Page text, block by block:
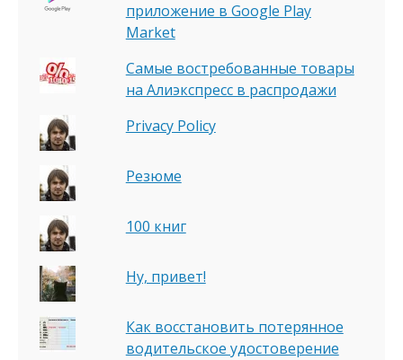
приложение в Google Play
Market
Самые востребованные товары
на Алиэкспресс в распродажи
Privacy Policy
Резюме
100 книг
Ну, привет!
Как восстановить потерянное
водительское удостоверение